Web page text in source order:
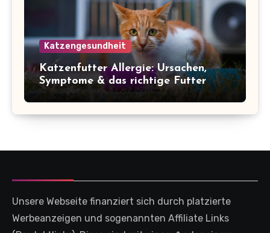
Katzengesundheit
Katzenfutter Allergie: Ursachen,
Symptome & das richtige Futter
Unsere Webseite finanziert sich durch platzierte
Werbeanzeigen und sogenannten Affiliate Links